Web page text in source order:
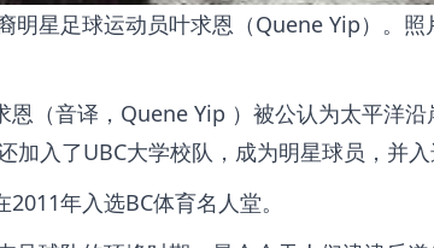
明星足球运动员叶求恩（Quene Yip）。
恩（音译，Quene Yip ）被公认为太平洋沿
加入了UBC大学校队，成为明星球员，并入
年入选BC体育名人堂。